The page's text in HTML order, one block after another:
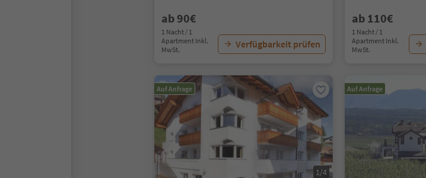
ab 90€
1 Nacht / 1
Apartment Inkl.
MwSt.
Verfügbarkeit prüfen
ab 110€
1 Nacht / 1
Apartment Inkl.
MwSt.
Auf Anfrage
1/4
Auf Anfrage